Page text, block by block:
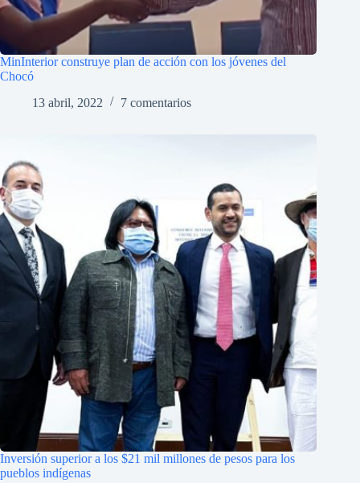
MinInterior construye plan de acción con los jóvenes del
Chocó
13 abril, 2022
7 comentarios
Inversión superior a los $21 mil millones de pesos para los
pueblos indígenas